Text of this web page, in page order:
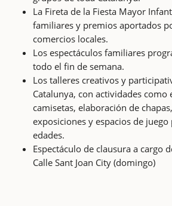
La Fireta de la Fiesta Mayor
familiares y premios aportados
comercios locales.
Los espectáculos familiares
todo el fin de semana.
Los talleres creativos y
Catalunya, con actividades como
camisetas, elaboración de
exposiciones y espacios de juego
edades.
Espectáculo de clausura a cargo
Calle Sant Joan City (domingo)